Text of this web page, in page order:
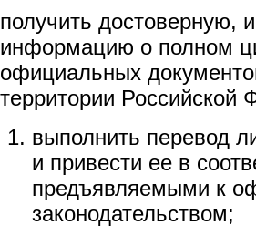
получить
информацию о полном
официальных
территории Российской
выполнить перевод
и привести ее в
предъявляемыми к
законодательством;